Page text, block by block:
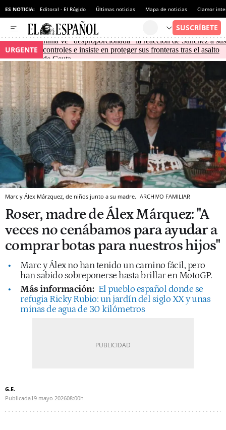
ES NOTICIA: Editoral - El Rúgido Últimas noticias Mapa de noticias Clamor
URGENTE
Italia ve "desproporcionada" la reacción de Sánchez a sus
controles e insiste en proteger sus fronteras tras el asalto
de Ceuta
Marc y Álex Márzquez, de niños junto a su madre. ARCHIVO FAMILIAR
Roser, madre de Álex Márquez: "A
veces no cenábamos para ayudar a
comprar botas para nuestros hijos"
Marc y Álex no han tenido un camino fácil, pero
han sabido sobreponerse hasta brillar en MotoGP.
Más información: El pueblo español donde se
refugia Ricky Rubio: un jardín del siglo XX y unas
minas de agua de 30 kilómetros
G.E.
Publicada19 mayo 202608:00h